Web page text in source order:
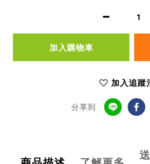
加入購物車
加入追蹤
分享到